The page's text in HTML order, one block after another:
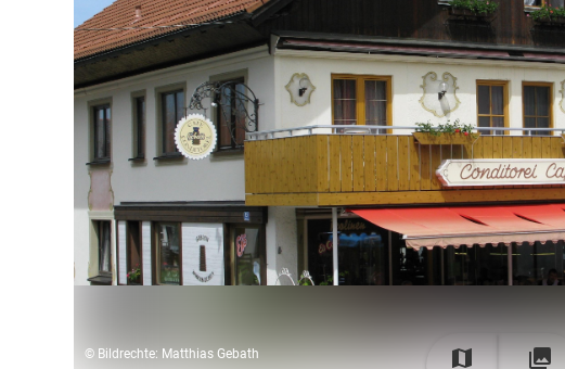
© Bildrechte: Matthias Gebath